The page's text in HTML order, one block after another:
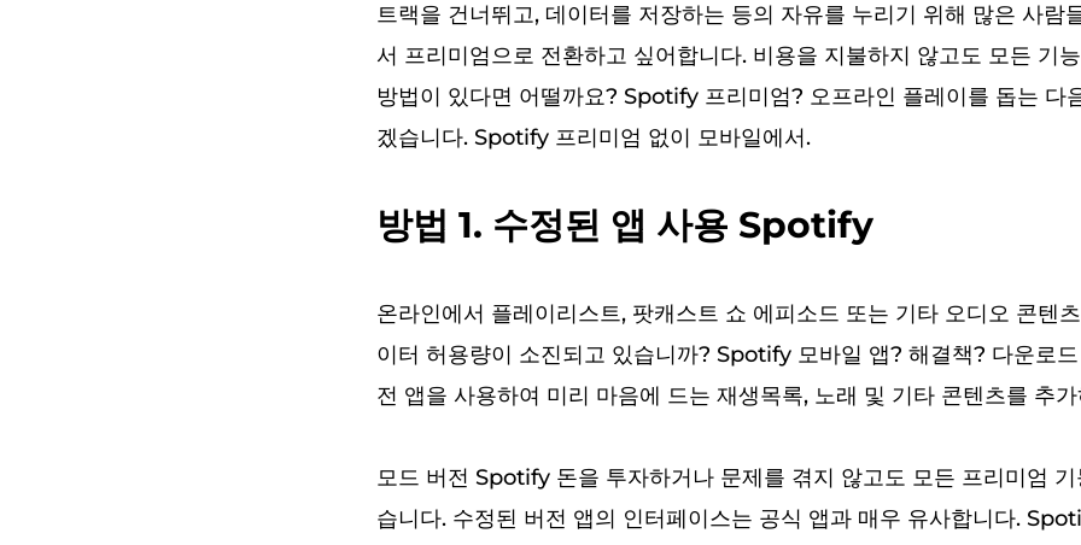
트랙을 건너뛰고, 데이터를 저장하는 등의 자유를 누리기 위해 많은 사람
서 프리미엄으로 전환하고 싶어합니다. 비용을 지불하지 않고도 모든 기
방법이 있다면 어떨까요? Spotify 프리미엄? 오프라인 플레이를 돕는 다
겠습니다. Spotify 프리미엄 없이 모바일에서.
방법 1. 수정된 앱 사용 Spotify
온라인에서 플레이리스트, 팟캐스트 쇼 에피소드 또는 기타 오디오 콘텐
이터 허용량이 소진되고 있습니까? Spotify 모바일 앱? 해결책? 다운로
전 앱을 사용하여 미리 마음에 드는 재생목록, 노래 및 기타 콘텐츠를 추
모드 버전 Spotify 돈을 투자하거나 문제를 겪지 않고도 모든 프리미엄 기
습니다. 수정된 버전 앱의 인터페이스는 공식 앱과 매우 유사합니다.